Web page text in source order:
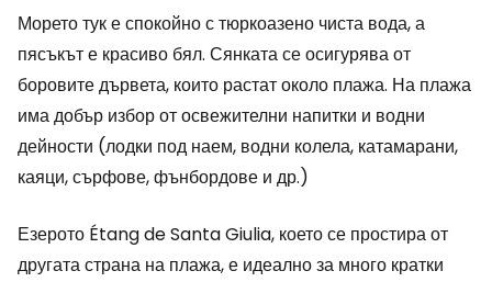
Морето тук е спокойно с тюркоазено чиста вода, а
пясъкът е красиво бял. Сянката се осигурява от
боровите дървета, които растат около плажа. На плажа
има добър избор от освежителни напитки и водни
дейности (лодки под наем, водни колела, катамарани,
каяци, сърфове, фънбордове и др.)
Езерото Étang de Santa Giulia, което се простира от
другата страна на плажа, е идеално за много кратки